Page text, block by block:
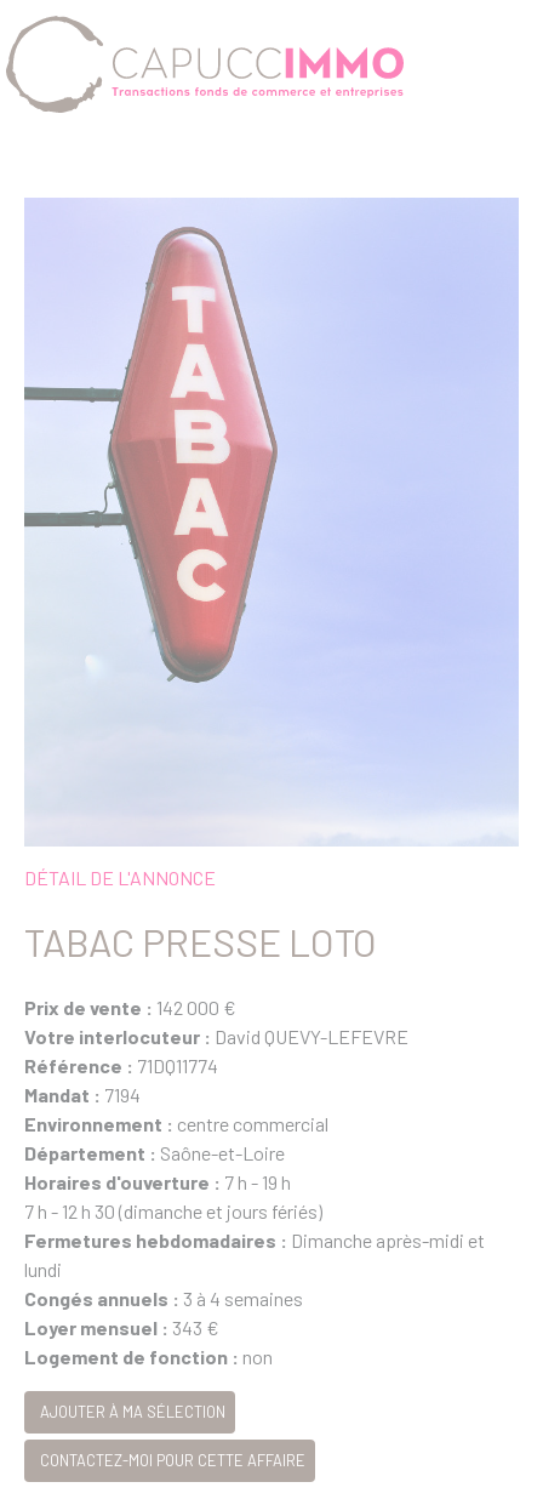
DÉTAIL DE L'ANNONCE
TABAC PRESSE LOTO
Prix de vente : 142 000 €
Votre interlocuteur : David QUEVY-LEFEVRE
Référence : 71DQ11774
Mandat : 7194
Environnement : centre commercial
Département : Saône-et-Loire
Horaires d'ouverture : 7 h - 19 h
7 h - 12 h 30 (dimanche et jours fériés)
Fermetures hebdomadaires : Dimanche après-midi et
lundi
Congés annuels : 3 à 4 semaines
Loyer mensuel : 343 €
Logement de fonction : non
AJOUTER À MA SÉLECTION
CONTACTEZ-MOI POUR CETTE AFFAIRE